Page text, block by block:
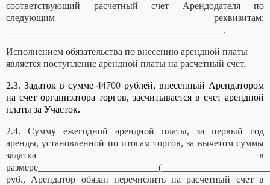
соответствующий расчетный счет Арендодателя по
следующим реквизитам:
_____________________________________________.
Исполнением обязательства по внесению арендной платы
является поступление арендной платы на расчетный счет.
2.3. Задаток в сумме44700 рублей, внесенный Арендатором
на счет организатора торгов, засчитывается в счет арендной
платы за Участок.
2.4. Сумму ежегодной арендной платы, за первый год
аренды, установленной по итогам торгов, за вычетом суммы
задатка в
руб., Арендатор обязан перечислить на расчетный счет в